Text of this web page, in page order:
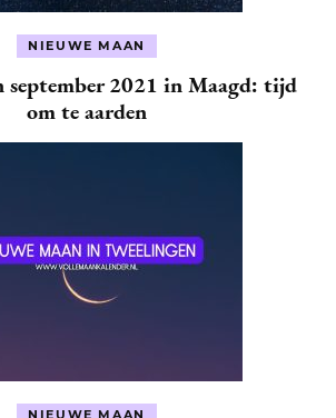
NIEUWE MAAN
september 2021 in Maagd: tijd
om te aarden
NIEUWE MAAN